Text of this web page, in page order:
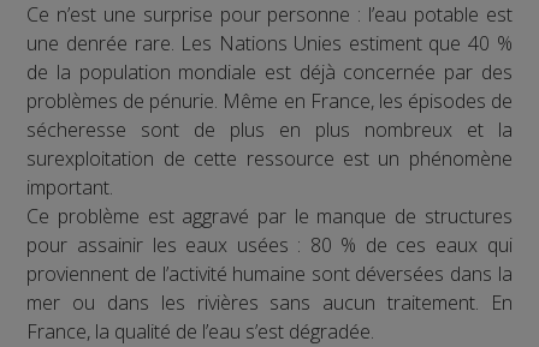
Ce n’est une surprise pour personne : l’eau potable est
une denrée rare. Les Nations Unies estiment que 40 %
de la population mondiale est déjà concernée par des
problèmes de pénurie. Même en France, les épisodes de
sécheresse sont de plus en plus nombreux et la
surexploitation de cette ressource est un phénomène
important.
Ce problème est aggravé par le manque de structures
pour assainir les eaux usées : 80 % de ces eaux qui
proviennent de l’activité humaine sont déversées dans la
mer ou dans les rivières sans aucun traitement. En
France, la qualité de l’eau s’est dégradée.